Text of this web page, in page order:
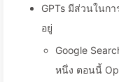
GPTs มีส่วนในก
อยู่
Google
หนึ่ง ตอนนี้